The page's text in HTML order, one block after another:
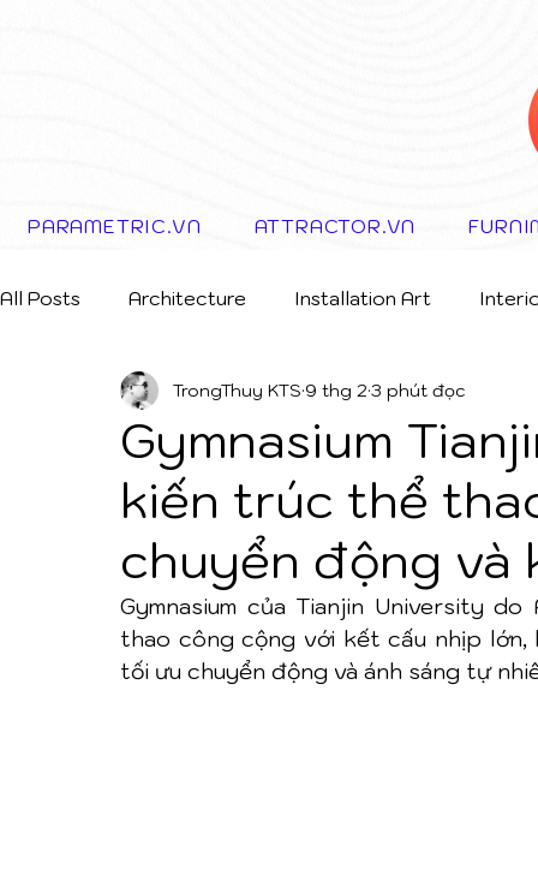
PARAMETRIC.VN ATTRACTOR.VN
All Posts Architecture Installation Art
Storytelling Concept
Gymnasium
kiến trúc thể
chuyển động và
TrongThuy KTS 9 thg 2 3 phút đọc
Gymnasium của Tianjin University
thao công cộng với kết cấu nhịp
tối ưu chuyển động và ánh sáng tự